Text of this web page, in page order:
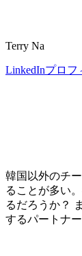
Terry Na
LinkedInプロフ
韓国以外のチ
ることが多い
るだろうか？
するパートナ